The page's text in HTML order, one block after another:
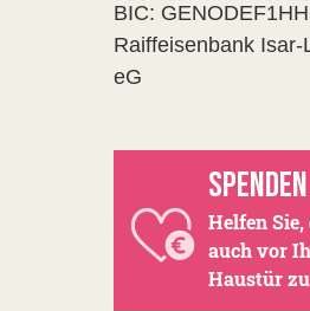
BIC:
Raiffeisenbank Isar-
eG
SPENDEN
Helfen
auch vor
Haustür